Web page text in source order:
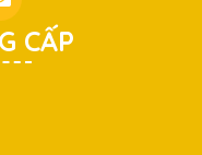
CẤP